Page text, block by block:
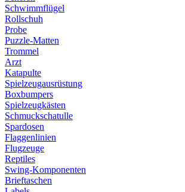
Schwimmflügel
Rollschuh
Probe
Puzzle-Matten
Trommel
Arzt
Katapulte
Spielzeugausrüstung
Boxbumpers
Spielzeugkästen
Schmuckschatulle
Spardosen
Flaggenlinien
Flugzeuge
Reptiles
Swing-Komponenten
Brieftaschen